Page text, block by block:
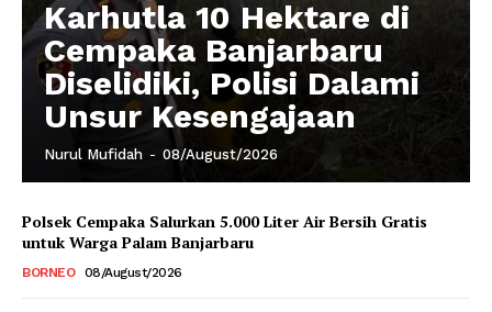
Karhutla 10 Hektare di
Cempaka Banjarbaru
Diselidiki, Polisi Dalami
Unsur Kesengajaan
Nurul Mufidah - 08/August/2026
Polsek Cempaka Salurkan 5.000 Liter Air Bersih Gratis
untuk Warga Palam Banjarbaru
BORNEO 08/August/2026